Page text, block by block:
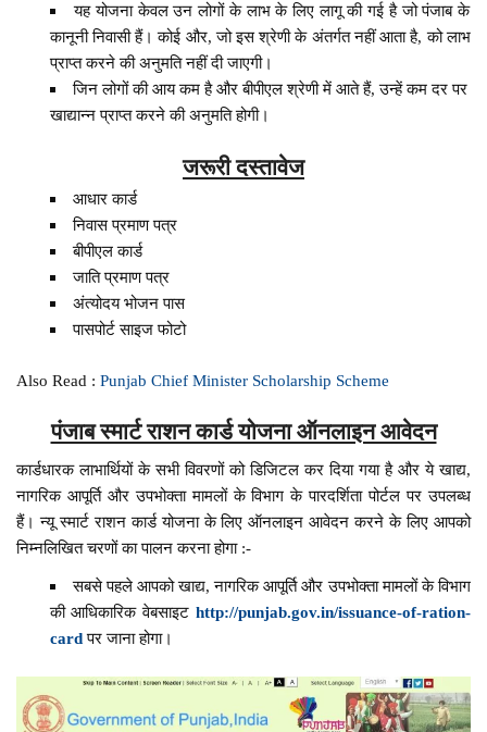
यह योजना केवल उन लोगों के लाभ के लिए लागू की गई है जो पंजाब के
कानूनी निवासी हैं। कोई और, जो इस श्रेणी के अंतर्गत नहीं आता है, को लाभ
प्राप्त करने की अनुमति नहीं दी जाएगी।
जिन लोगों की आय कम है और बीपीएल श्रेणी में आते हैं, उन्हें कम दर पर
खाद्यान्न प्राप्त करने की अनुमति होगी।
जरूरी दस्तावेज
आधार कार्ड
निवास प्रमाण पत्र
बीपीएल कार्ड
जाति प्रमाण पत्र
अंत्योदय भोजन पास
पासपोर्ट साइज फोटो
Also Read :Punjab Chief Minister Scholarship Scheme
पंजाब स्मार्ट राशन कार्ड योजना ऑनलाइन आवेदन
कार्डधारक लाभार्थियों के सभी विवरणों को डिजिटल कर दिया गया है और ये खाद्य,
नागरिक आपूर्ति और उपभोक्ता मामलों के विभाग के पारदर्शिता पोर्टल पर उपलब्ध
हैं। न्यू स्मार्ट राशन कार्ड योजना के लिए ऑनलाइन आवेदन करने के लिए आपको
निम्नलिखित चरणों का पालन करना होगा :-
सबसे पहले आपको खाद्य, नागरिक आपूर्ति और उपभोक्ता मामलों के विभाग
की आधिकारिक वेबसाइट http://punjab.gov.in/issuance-of-ration-
cardपर जाना होगा।